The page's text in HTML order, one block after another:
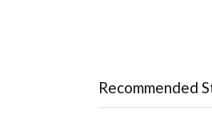
Recommended